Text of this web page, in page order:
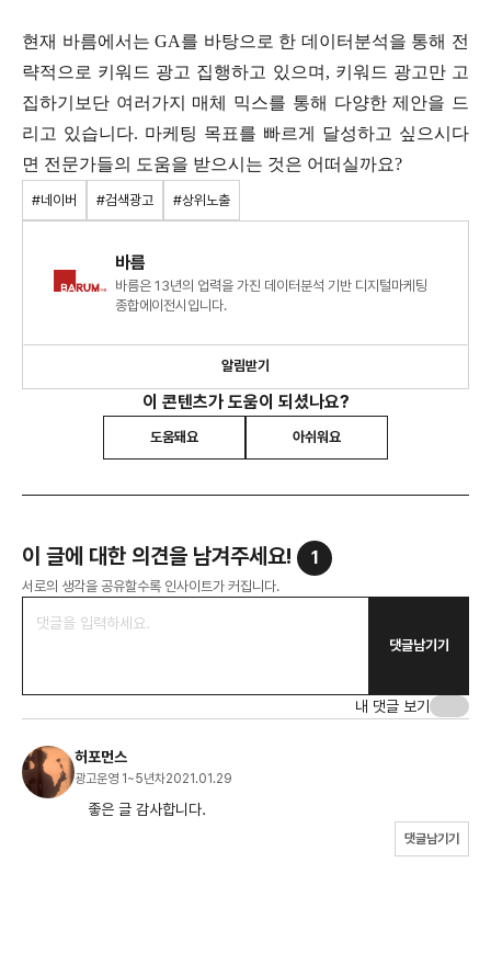
현재 바름에서는 GA를 바탕으로 한 데이터분석을 통해 전
략적으로 키워드 광고 집행하고 있으며, 키워드 광고만 고
집하기보단 여러가지 매체 믹스를 통해 다양한 제안을 드
리고 있습니다. 마케팅 목표를 빠르게 달성하고 싶으시다
면 전문가들의 도움을 받으시는 것은 어떠실까요?
#네이버 #검색광고 #상위노출
바름
바름은 13년의 업력을 가진 데이터분석 기반 디지털마케팅
종합에이전시입니다.
알림받기
이 콘텐츠가 도움이 되셨나요?
도움돼요 아쉬워요
이 글에 대한 의견을 남겨주세요! 1
서로의 생각을 공유할수록 인사이트가 커집니다.
댓글남기기
내 댓글 보기
허포먼스
광고운영 1~5년차2021.01.29
좋은 글 감사합니다.
댓글남기기